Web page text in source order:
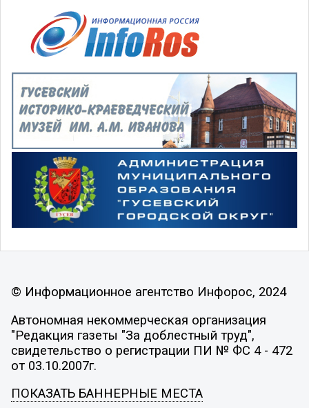
© Информационное агентство Инфорос, 2024
Автономная некоммерческая организация
"Редакция газеты "За доблестный труд",
свидетельство о регистрации ПИ № ФС 4 - 472
от 03.10.2007г.
ПОКАЗАТЬ БАННЕРНЫЕ МЕСТА